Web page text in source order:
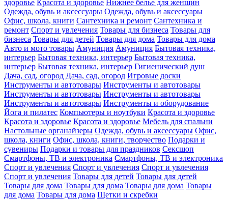
здоровье Красота и здоровье Нижнее белье для женщин
Одежда, обувь и аксессуары Одежда, обувь и аксессуары
Офис, школа, книги Сантехника и ремонт Сантехника и
ремонт Спорт и увлечения Товары для бизнеса Товары для
бизнеса Товары для детей Товары для дома Товары для дома
Авто и мото товары Амуниция Амуниция Бытовая техника,
интерьер Бытовая техника, интерьер Бытовая техника,
интерьер Бытовая техника, интерьер Гигиенический душ
Дача, сад, огород Дача, сад, огород Игровые доски
Инструменты и автотовары Инструменты и автотовары
Инструменты и автотовары Инструменты и автотовары
Инструменты и автотовары Инструменты и оборудование
Йога и пилатес Компьютеры и ноутбуки Красота и здоровье
Красота и здоровье Красота и здоровье Мебель для спальни
Настольные органайзеры Одежда, обувь и аксессуары Офис,
школа, книги Офис, школа, книги, творчество Подарки и
сувениры Подарки и товары для праздников Сексшоп
Смартфоны, ТВ и электроника Смартфоны, ТВ и электроника
Спорт и увлечения Спорт и увлечения Спорт и увлечения
Спорт и увлечения Товары для детей Товары для детей
Товары для дома Товары для дома Товары для дома Товары
для дома Товары для дома Щетки и скребки